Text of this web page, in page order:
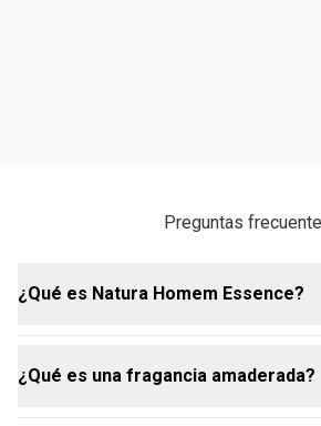
Preguntas
¿Qué es Natura Homem Essence?
Natura Homem Essence Deo
¿Qué es una fragancia amaderada?